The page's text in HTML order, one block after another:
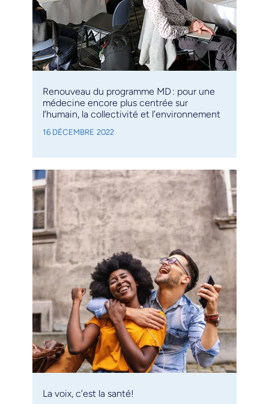
Renouveau du programme MD : pour une
médecine encore plus centrée sur
l’humain, la collectivité et l’environnement
16 DÉCEMBRE 2022
La voix, c’est la santé!